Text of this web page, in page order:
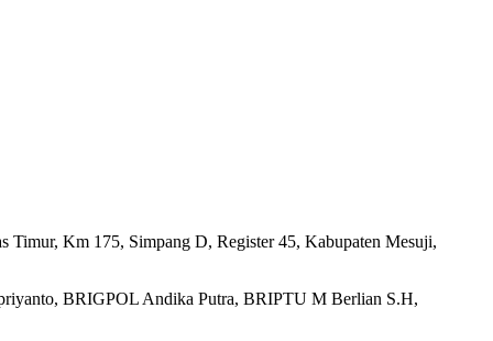
Timur, Km 175, Simpang D, Register 45, Kabupaten Mesuji,
BRIGPOL Andika Putra, BRIPTU M Berlian S.H,